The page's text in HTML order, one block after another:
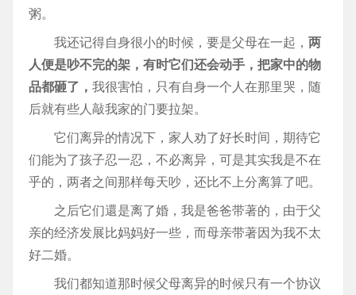
粥。
我还记得自身很小的时候，要是父母在一起， 两
人便是吵不完的架，有时它们还会动手，把家中的物
品都砸了， 我很害怕，只有自身一个人在那里哭，随
后就有些人敲我家的门要拉架。
它们离异的情况下，家人劝了好长时间，期待它
们能为了孩子忍一忍，不必离异，可是其实我是不在
乎的，两者之间那样每天吵，还比不上分离算了吧。
之后它们還是离了婚，我是爸爸带著的，由于父
亲的经济发展比妈妈好一些，而母亲带著因为我不太
好二婚。
我们都知道那时候父母离异的时候只有一个协议